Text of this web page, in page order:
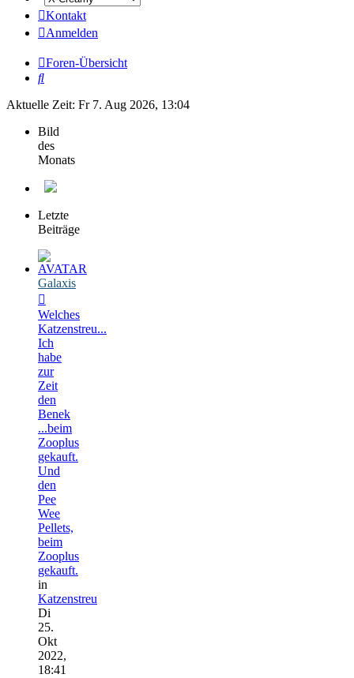
Kontakt
Anmelden
Foren-Übersicht
Suche
Aktuelle Zeit: Fr 7. Aug 2026, 13:04
Bild
des
Monats
Letzte
Beiträge
Galaxis
Welches
Katzenstreu...
Ich
habe
zur
Zeit
den
Benek
...beim
Zooplus
gekauft.
Und
den
Pee
Wee
Pellets,
beim
Zooplus
gekauft.
in
Katzenstreu
Di
25.
Okt
2022,
18:41